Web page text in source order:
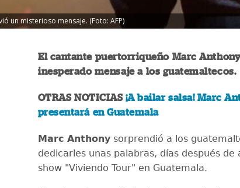
un misterioso mensaje. (Foto: AFP)
El cantante puertorriqueño Marc
inesperado mensaje a los guatemaltecos.
OTRAS NOTICIAS ¡A bailar salsa! Marc
presentará en Guatemala
Marc Anthony sorprendió a los
dedicarles unas palabras, días después de
show "Viviendo Tour" en Guatemala.